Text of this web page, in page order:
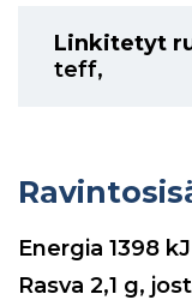
Linkitetyt
teff,
Energia 1398
Rasva 2,1 g,